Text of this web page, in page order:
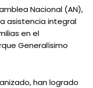
Nacional (AN),
asistencia integral
en el
Generalísimo
han logrado